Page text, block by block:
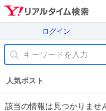
ログイン
人気ポスト
該当の情報は見つかりませ